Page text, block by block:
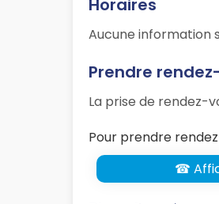
Horaires
Aucune information
Prendre
La prise de rendez-
Pour prendre
☎